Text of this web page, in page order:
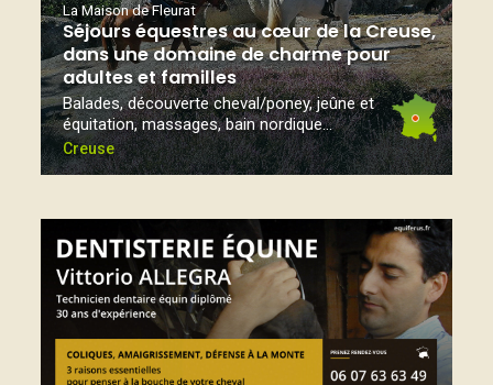
La Maison de Fleurat
Séjours équestres au cœur de la Creuse,
dans une domaine de charme pour
adultes et familles
Balades, découverte cheval/poney, jeûne et
équitation, massages, bain nordique...
Creuse